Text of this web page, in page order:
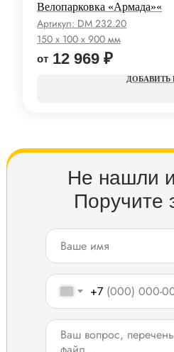
Велопарковка «Армада»«
Артикул: DM 232.20
150 x 100 x 900 мм
12 969 ₽
Не нашли
Поручите
+7